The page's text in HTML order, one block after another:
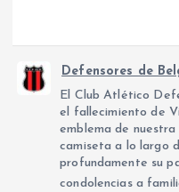
Defensores de
El Club Atlético
el fallecimiento de
emblema de
camiseta a lo largo
profundamente su
condolencias a